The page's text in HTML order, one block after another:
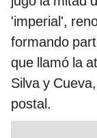
'imperial',
formando
que llamó la
Silva y
postal.